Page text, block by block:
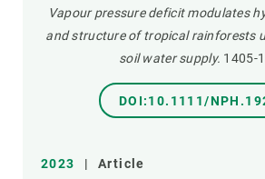
Vapour pressure deficit modulates
and structure of tropical rainforests
soil water supply. 1405-
DOI:10.1111/
2023 | Article